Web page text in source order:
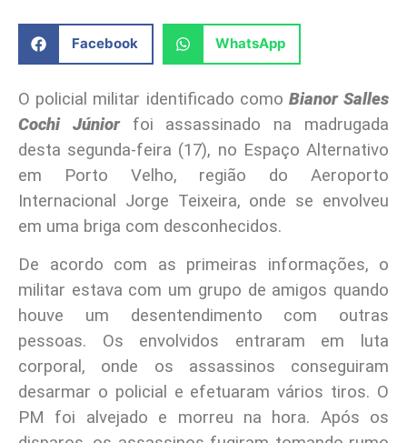
Facebook WhatsApp
O policial militar identificado como Bianor Salles
Cochi Júniorfoi assassinado na madrugada
desta segunda-feira (17), no Espaço Alternativo
em Porto Velho, região do Aeroporto
Internacional Jorge Teixeira, onde se envolveu
em uma briga com desconhecidos.
De acordo com as primeiras informações, o
militar estava com um grupo de amigos quando
houve um desentendimento com outras
pessoas. Os envolvidos entraram em luta
corporal, onde os assassinos conseguiram
desarmar o policial e efetuaram vários tiros. O
PM foi alvejado e morreu na hora. Após os